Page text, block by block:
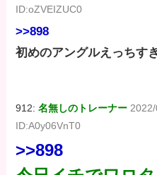
ID:oZVEIZUC0
>>898
初めのアングルえっちす
912:名無しのトレーナー
ID:A0y06VnT0
>>898